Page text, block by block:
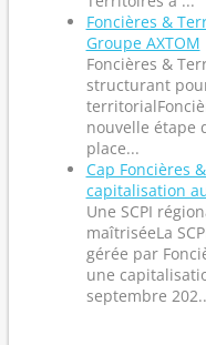
Foncières &
Groupe AXTOM
Foncières &
structurant
nouvelle étape
place...
Cap Foncières
capitalisation
Une SCPI
maîtriséeLa
gérée par
une
septembre